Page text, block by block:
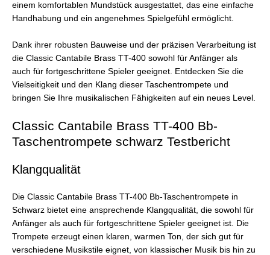
einem komfortablen Mundstück ausgestattet, das eine einfache
Handhabung und ein angenehmes Spielgefühl ermöglicht.
Dank ihrer robusten Bauweise und der präzisen Verarbeitung ist
die Classic Cantabile Brass TT-400 sowohl für Anfänger als
auch für fortgeschrittene Spieler geeignet. Entdecken Sie die
Vielseitigkeit und den Klang dieser Taschentrompete und
bringen Sie Ihre musikalischen Fähigkeiten auf ein neues Level.
Classic Cantabile Brass TT-400 Bb-
Taschentrompete schwarz Testbericht
Klangqualität
Die Classic Cantabile Brass TT-400 Bb-Taschentrompete in
Schwarz bietet eine ansprechende Klangqualität, die sowohl für
Anfänger als auch für fortgeschrittene Spieler geeignet ist. Die
Trompete erzeugt einen klaren, warmen Ton, der sich gut für
verschiedene Musikstile eignet, von klassischer Musik bis hin zu